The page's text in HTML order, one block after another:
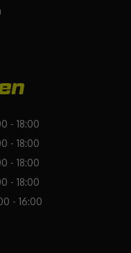
- 18:00
- 18:00
- 18:00
- 18:00
- 16:00